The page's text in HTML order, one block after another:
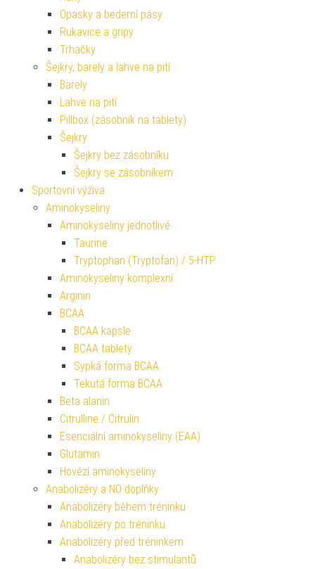
Opasky a bederní pásy
Rukavice a gripy
Trhačky
Šejkry, barely a lahve na pití
Barely
Lahve na pití
Pillbox (zásobník na tablety)
Šejkry
Šejkry bez zásobníku
Šejkry se zásobníkem
Sportovní výživa
Aminokyseliny
Aminokyseliny jednotlivé
Taurine
Tryptophan (Tryptofan) / 5-HTP
Aminokyseliny komplexní
Arginin
BCAA
BCAA kapsle
BCAA tablety
Sypká forma BCAA
Tekutá forma BCAA
Beta alanin
Citrulline / Citrulin
Esenciální aminokyseliny (EAA)
Glutamin
Hovězí aminokyseliny
Anabolizéry a NO doplňky
Anabolizéry během tréninku
Anabolizéry po tréninku
Anabolizéry před tréninkem
Anabolizéry bez stimulantů